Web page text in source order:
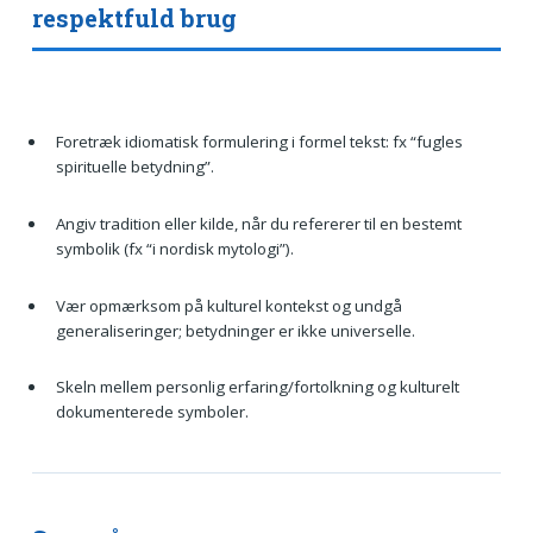
respektfuld brug
Foretræk idiomatisk formulering i formel tekst: fx “fugles
spirituelle betydning”.
Angiv tradition eller kilde, når du refererer til en bestemt
symbolik (fx “i nordisk mytologi”).
Vær opmærksom på kulturel kontekst og undgå
generaliseringer; betydninger er ikke universelle.
Skeln mellem personlig erfaring/fortolkning og kulturelt
dokumenterede symboler.